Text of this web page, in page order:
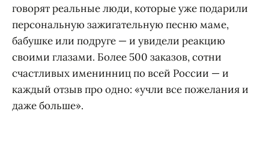
говорят реальные люди, которые уже подарили
персональную зажигательную песню маме,
бабушке или подруге — и увидели реакцию
своими глазами. Более 500 заказов, сотни
счастливых именинниц по всей России — и
каждый отзыв про одно: «учли все пожелания и
даже больше».